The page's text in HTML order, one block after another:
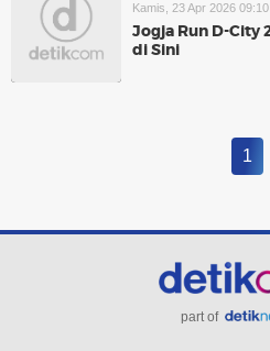
Kamis, 23 Apr 2026
Jogja Run D-City
di Sini
1
part of